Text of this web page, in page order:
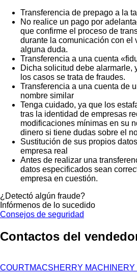
Transferencia de prepago a la
No realice un pago por
que confirme el proceso de
durante la comunicación con el
alguna duda.
Transferencia a una cuenta
Dicha solicitud debe alarmarle,
los casos se trata de fraudes.
Transferencia a una cuenta de
nombre similar
Tenga cuidado, ya que los
tras la identidad de empresas
modificaciones mínimas en su
dinero si tiene dudas sobre el
Sustitución de sus propios
empresa real
Antes de realizar una
datos especificados sean
empresa en cuestión.
¿Detectó algún fraude?
Infórmenos de lo sucedido
Consejos de seguridad
Contactos del
COURTMACSHERRY MACHINERY